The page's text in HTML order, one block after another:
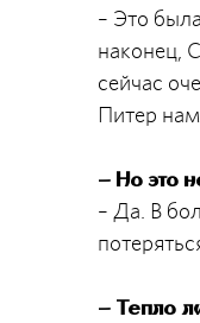
– Это
наконец,
сейчас
Питер
– Но это
– Да. В
– Тепло